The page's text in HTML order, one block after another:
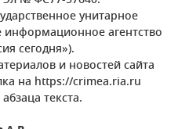
унитарное
агентство
сегодня»).
и новостей сайта
на https://crimea.ria.ru
текста.